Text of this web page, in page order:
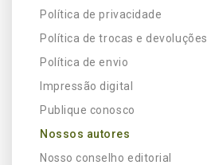
Política de privacidade
Política de trocas e devoluções
Política de envio
Impressão digital
Publique conosco
Nossos autores
Nosso conselho editorial